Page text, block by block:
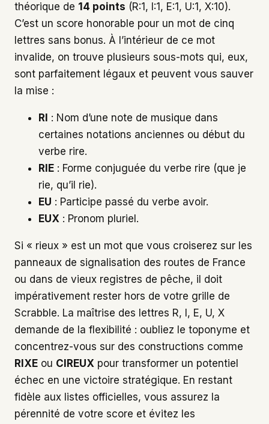
théorique de 14 points (R:1, I:1, E:1, U:1, X:10).
C’est un score honorable pour un mot de cinq
lettres sans bonus. À l’intérieur de ce mot
invalide, on trouve plusieurs sous-mots qui, eux,
sont parfaitement légaux et peuvent vous sauver
la mise :
RI : Nom d’une note de musique dans
certaines notations anciennes ou début du
verbe rire.
RIE : Forme conjuguée du verbe rire (que je
rie, qu’il rie).
EU : Participe passé du verbe avoir.
EUX : Pronom pluriel.
Si « rieux » est un mot que vous croiserez sur les
panneaux de signalisation des routes de France
ou dans de vieux registres de pêche, il doit
impérativement rester hors de votre grille de
Scrabble. La maîtrise des lettres R, I, E, U, X
demande de la flexibilité : oubliez le toponyme et
concentrez-vous sur des constructions comme
RIXE ou CIREUX pour transformer un potentiel
échec en une victoire stratégique. En restant
fidèle aux listes officielles, vous assurez la
pérennité de votre score et évitez les